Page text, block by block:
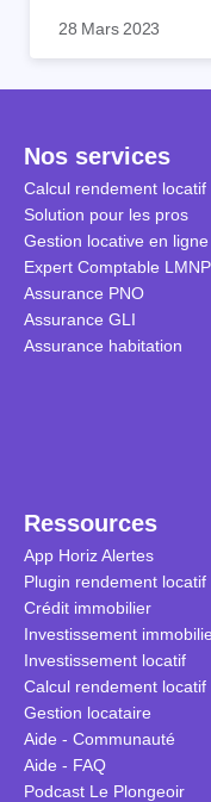
obligations en tant
inconvénients
28 Mars 2023
Nos services
Calcul rendement locatif
Solution pour les pros
Gestion locative en ligne
Expert Comptable LMNP
Assurance PNO
Assurance GLI
Assurance habitation
Ressources
App Horiz Alertes
Plugin rendement locatif
Crédit immobilier
Investissement
Investissement locatif
Calcul rendement locatif
Gestion locataire
Aide - Communauté
Aide - FAQ
Podcast Le Plongeoir